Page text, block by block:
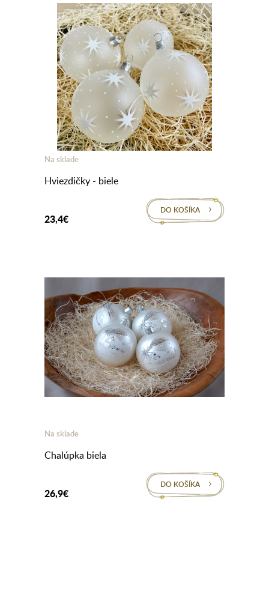
Na sklade
Hviezdičky - biele
23,4€
DO KOŠÍKA
Na sklade
Chalúpka biela
26,9€
DO KOŠÍKA